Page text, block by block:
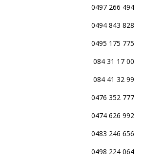
0497 266 494
0494 843 828
0495 175 775
084 31 17 00
084 41 32 99
0476 352 777
0474 626 992
0483 246 656
0498 224 064